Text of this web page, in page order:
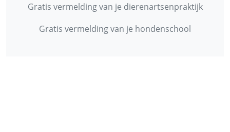
Gratis vermelding van je dierenartsenpraktijk
Gratis vermelding van je hondenschool